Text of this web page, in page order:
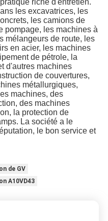
riche d'entretien.
les excavatrices, les
les camions de
pompage, les machines à
mélangeurs de route, les
en acier, les machines
de pétrole, la
d'autres machines
de couvertures,
métallurgiques,
machines, des
des machines
la protection de
La société a le
le bon service et
de GV
A10VD43